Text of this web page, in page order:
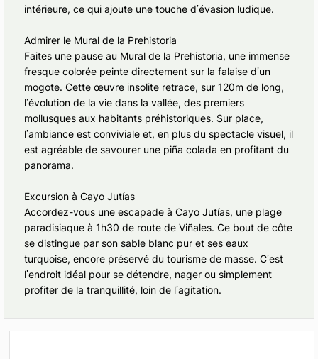
intérieure, ce qui ajoute une touche d’évasion ludique.
Admirer le Mural de la Prehistoria
Faites une pause au Mural de la Prehistoria, une immense
fresque colorée peinte directement sur la falaise d’un
mogote. Cette œuvre insolite retrace, sur 120m de long,
l’évolution de la vie dans la vallée, des premiers
mollusques aux habitants préhistoriques. Sur place,
l’ambiance est conviviale et, en plus du spectacle visuel, il
est agréable de savourer une piña colada en profitant du
panorama.
Excursion à Cayo Jutías
Accordez-vous une escapade à Cayo Jutías, une plage
paradisiaque à 1h30 de route de Viñales. Ce bout de côte
se distingue par son sable blanc pur et ses eaux
turquoise, encore préservé du tourisme de masse. C’est
l’endroit idéal pour se détendre, nager ou simplement
profiter de la tranquillité, loin de l’agitation.